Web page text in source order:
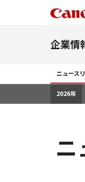
企業情
ニュース
2026年